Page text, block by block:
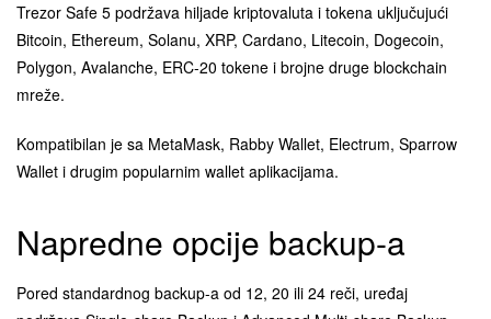
Trezor Safe 5 podržava hiljade kriptovaluta i tokena uključujući
Bitcoin, Ethereum, Solanu, XRP, Cardano, Litecoin, Dogecoin,
Polygon, Avalanche, ERC-20 tokene i brojne druge blockchain
mreže.
Kompatibilan je sa MetaMask, Rabby Wallet, Electrum, Sparrow
Wallet i drugim popularnim wallet aplikacijama.
Napredne opcije backup-a
Pored standardnog backup-a od 12, 20 ili 24 reči, uređaj